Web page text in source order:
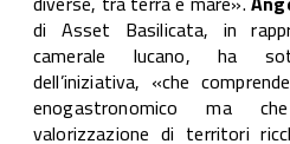
di Asset Basilicata, in
camerale lucano, ha
dell’iniziativa, «che
enogastronomico ma
valorizzazione di territori